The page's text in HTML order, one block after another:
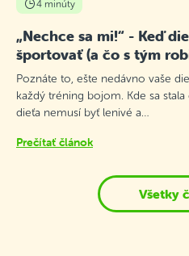
4 minúty
„Nechce sa mi!“ - Keď
športovať (a čo s tým
Poznáte to, ešte nedávno vaše
každý tréning bojom. Kde sa stala
dieťa nemusí byť lenivé a…
Prečítať článok
Všetky